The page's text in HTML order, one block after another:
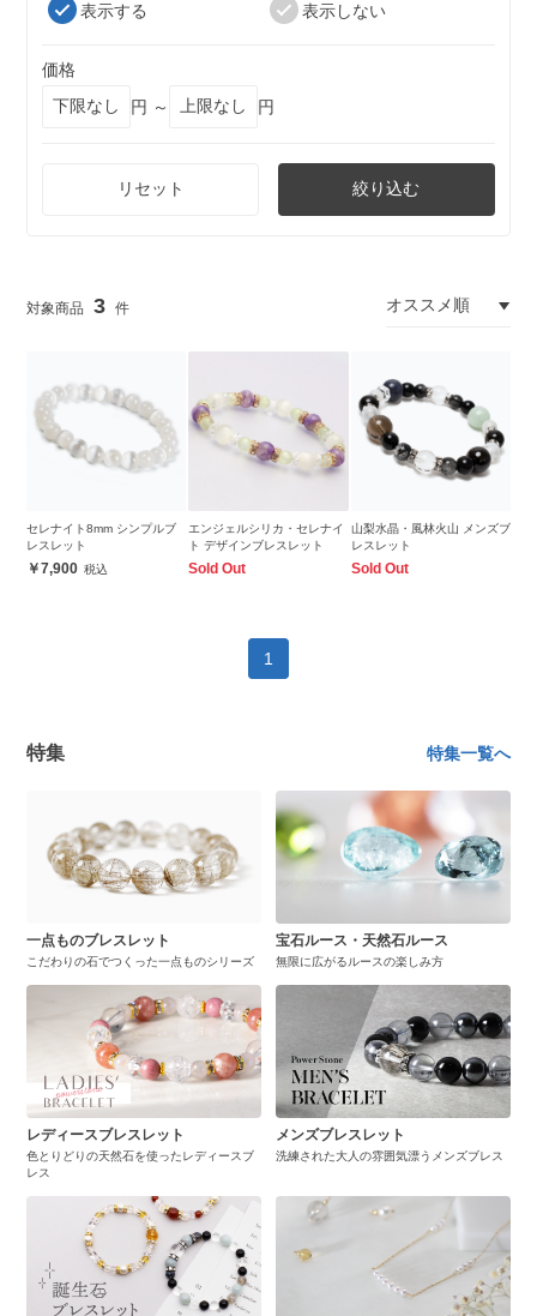
表示する
表示しない
価格
円 ～
円
リセット 絞り込む
3
セレナイト8mm シンプルブ
レスレット
7,900
エンジェルシリカ・セレナイ
ト デザインブレスレット
Sold Out
山梨水晶・風林火山 メンズブ
レスレット
Sold Out
1
特集 特集一覧へ
一点ものブレスレット
こだわりの石でつくった一点ものシリーズ
宝石ルース・天然石ルース
無限に広がるルースの楽しみ方
レディースブレスレット
色とりどりの天然石を使ったレディースブ
レス
メンズブレスレット
洗練された大人の雰囲気漂うメンズブレス